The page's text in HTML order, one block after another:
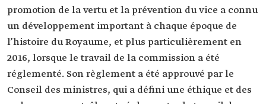
promotion de la vertu et la prévention du vice a connu
un développement important à chaque époque de
l’histoire du Royaume, et plus particulièrement en
2016, lorsque le travail de la commission a été
réglementé. Son règlement a été approuvé par le
Conseil des ministres, qui a défini une éthique et des